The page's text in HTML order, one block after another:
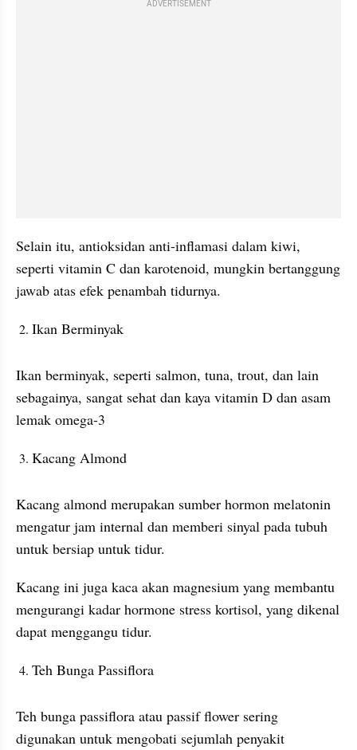
ADVERTISEMENT
Selain itu, antioksidan anti-inflamasi dalam kiwi,
seperti vitamin C dan karotenoid, mungkin bertanggung
jawab atas efek penambah tidurnya.
Ikan Berminyak
Ikan berminyak, seperti salmon, tuna, trout, dan lain
sebagainya, sangat sehat dan kaya vitamin D dan asam
lemak omega-3
Kacang Almond
Kacang almond merupakan sumber hormon melatonin
mengatur jam internal dan memberi sinyal pada tubuh
untuk bersiap untuk tidur.
Kacang ini juga kaca akan magnesium yang membantu
mengurangi kadar hormone stress kortisol, yang dikenal
dapat menggangu tidur.
Teh Bunga Passiflora
Teh bunga passiflora atau passif flower sering
digunakan untuk mengobati sejumlah penyakit